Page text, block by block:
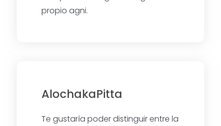
propio agni.
AlochakaPitta
Te gustaría poder distinguir entre la